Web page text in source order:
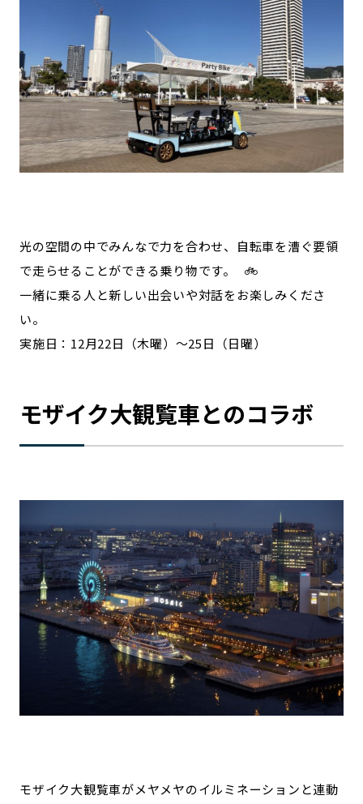
光の空間の中でみんなで力を合わせ、自転車を漕ぐ要領
で走らせることができる乗り物です。 🚲
一緒に乗る人と新しい出会いや対話をお楽しみくださ
い。
実施日：12月22日（木曜）～25日（日曜）
モザイク大観覧車とのコラボ
モザイク大観覧車がメヤメヤのイルミネーションと連動